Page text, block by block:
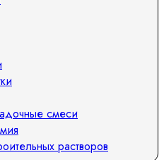
смеси
растворов